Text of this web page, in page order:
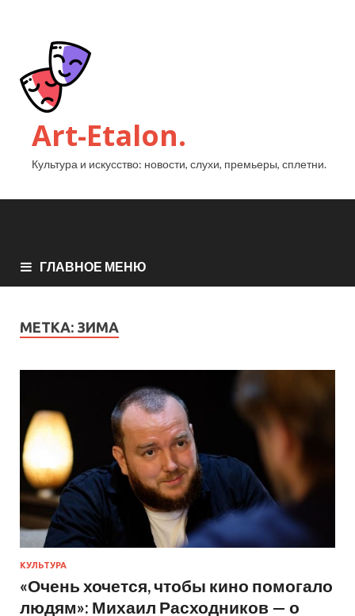
Art-Etalon.
Культура и искусство: новости, слухи, премьеры, сплетни.
ГЛАВНОЕ МЕНЮ
МЕТКА: ЗИМА
КУЛЬТУРА
«Очень хочется, чтобы кино помогало
людям»: Михаил Расходников — о